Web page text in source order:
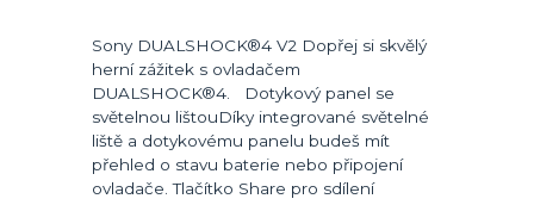
Sony DUALSHOCK®4 V2 Dopřej si skvělý
herní zážitek s ovladačem
DUALSHOCK®4. Dotykový panel se
světelnou lištouDíky integrované světelné
liště a dotykovému panelu budeš mít
přehled o stavu baterie nebo připojení
ovladače. Tlačítko Share pro sdílení